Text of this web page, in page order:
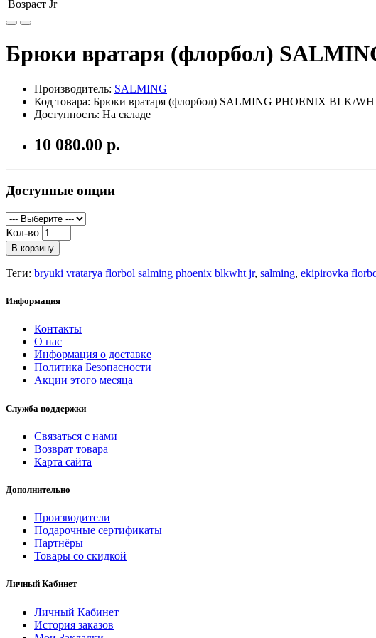
Возраст Jr
Брюки вратаря (флорбол)
Производитель: SALMING
Код товара: Брюки вратаря (флорбол) SALMING PHOENIX BLK/
Доступность: На складе
10 080.00 р.
Доступные опции
Кол-во
В корзину
Теги: bryuki vratarya florbol salming phoenix blkwht jr, salming, ekipirovka
Информация
Контакты
О нас
Информация о доставке
Политика Безопасности
Акции этого месяца
Служба поддержки
Связаться с нами
Возврат товара
Карта сайта
Дополнительно
Производители
Подарочные сертификаты
Партнёры
Товары со скидкой
Личный Кабинет
Личный Кабинет
История заказов